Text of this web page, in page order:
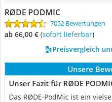
RØDE PODMIC
7052 Bewertungen
ab 66,00 € ( Sofort lieferbar)
Preisvergleich
Unsere
Unser Fazit für RØDE
Das RØDE-PodMic ist ein